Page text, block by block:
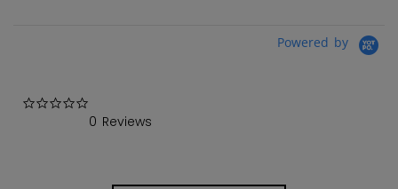
Powered by
0 Reviews